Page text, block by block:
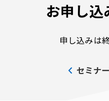
お申し込
申し込みは
セミナ